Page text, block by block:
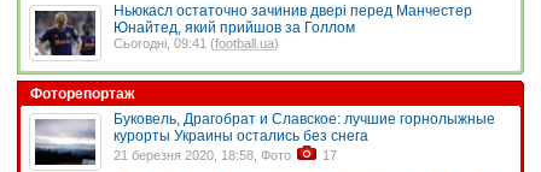
Ньюкасл остаточно зачинив двері перед Манчестер
Юнайтед, який прийшов за Голлом
Сьогодні, 09:41 (football.ua)
Фоторепортаж
Буковель, Драгобрат и Славское: лучшие горнолыжные
курорты Украины остались без снега
21 березня 2020, 18:58, Фото 17